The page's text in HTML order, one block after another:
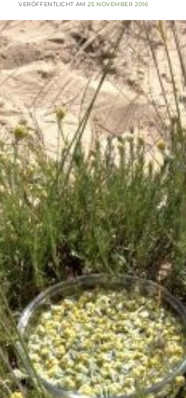
VERÖFFENTLICHT AM25 NOVEMBER 2016